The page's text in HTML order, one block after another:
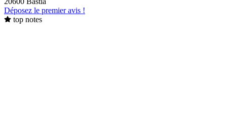
Déposez le premier avis !
top notes